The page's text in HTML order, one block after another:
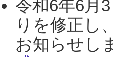
令和6年6月
りを修正し
お知らせし